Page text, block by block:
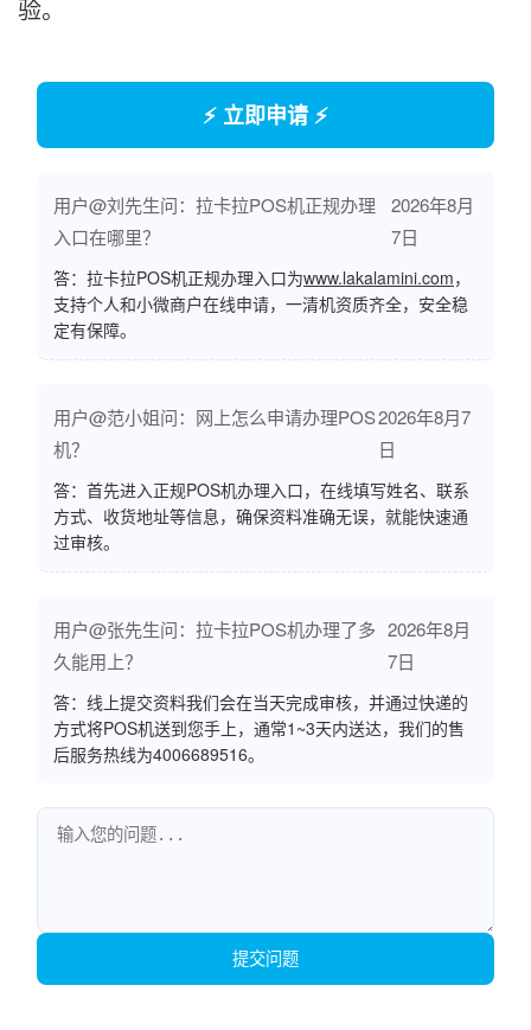
验。
⚡ 立即申请 ⚡
用户@刘先生问：拉卡拉POS机正规办理
入口在哪里？
2026年8月
7日
答：拉卡拉POS机正规办理入口为www.lakalamini.com，
支持个人和小微商户在线申请，一清机资质齐全，安全稳
定有保障。
用户@范小姐问：网上怎么申请办理POS
机？
2026年8月7
日
答：首先进入正规POS机办理入口，在线填写姓名、联系
方式、收货地址等信息，确保资料准确无误，就能快速通
过审核。
用户@张先生问：拉卡拉POS机办理了多
久能用上？
2026年8月
7日
答：线上提交资料我们会在当天完成审核，并通过快递的
方式将POS机送到您手上，通常1~3天内送达，我们的售
后服务热线为4006689516。
提交问题